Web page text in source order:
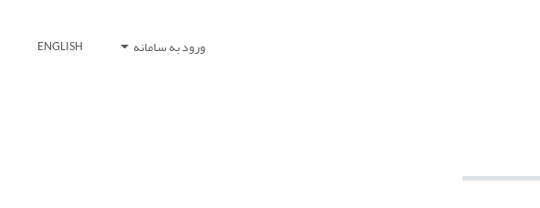
ورود به سامانه ENGLISH